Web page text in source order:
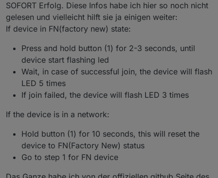
SOFORT Erfolg. Diese Infos habe ich hier so noch nicht
gelesen und vielleicht hilft sie ja einigen weiter:
If device in FN(factory new) state:
Press and hold button (1) for 2-3 seconds, until
device start flashing led
Wait, in case of successful join, the device will flash
LED 5 times
If join failed, the device will flash LED 3 times
If the device is in a network:
Hold button (1) for 10 seconds, this will reset the
device to FN(Factory New) status
Go to step 1 for FN device